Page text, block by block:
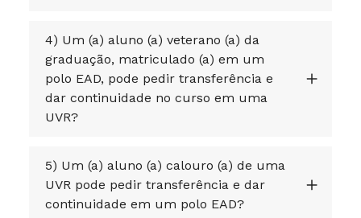
4) Um (a) aluno (a) veterano (a) da
graduação, matriculado (a) em um
polo EAD, pode pedir transferência e
dar continuidade no curso em uma
UVR?
5) Um (a) aluno (a) calouro (a) de uma
UVR pode pedir transferência e dar
continuidade em um polo EAD?